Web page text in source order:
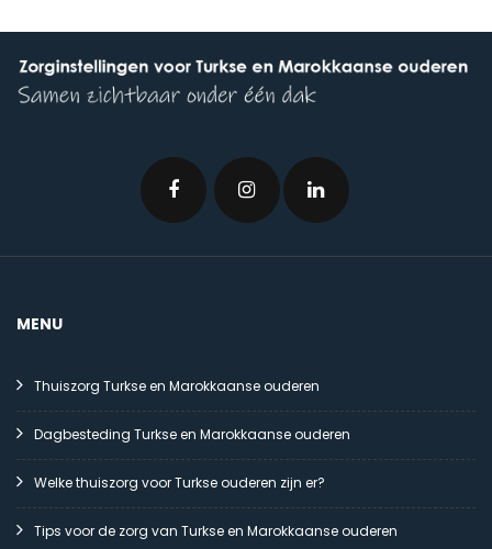
MENU
Thuiszorg Turkse en Marokkaanse ouderen
Dagbesteding Turkse en Marokkaanse ouderen
Welke thuiszorg voor Turkse ouderen zijn er?
Tips voor de zorg van Turkse en Marokkaanse ouderen